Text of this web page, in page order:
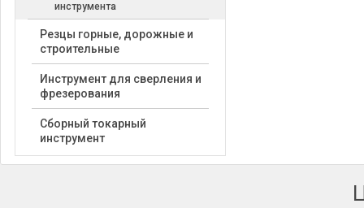
инструмента
Резцы горные, дорожные и
строительные
Инструмент для сверления и
фрезерования
Сборный токарный
инструмент